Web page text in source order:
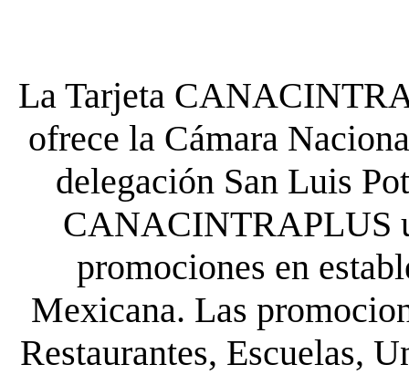
La Tarjeta
ofrece la Cámara
delegación San Luis
CANACINTRAPLUS
promociones en
Mexicana. Las
Restaurantes, Escuelas,